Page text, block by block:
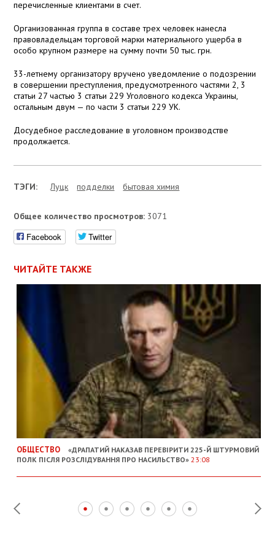
перечисленные клиентами в счет.
Организованная группа в составе трех человек нанесла
правовладельцам торговой марки материального ущерба в
особо крупном размере на сумму почти 50 тыс. грн.
33-летнему организатору вручено уведомление о подозрении
в совершении преступления, предусмотренного частями 2, 3
статьи 27 частью 3 статьи 229 Уголовного кодекса Украины,
остальным двум — по части 3 статьи 229 УК.
Досудебное расследование в уголовном производстве
продолжается.
ТЭГИ: Луцк подделки бытовая химия
Общее количество просмотров: 3071
Facebook Twitter
ЧИТАЙТЕ ТАКЖЕ
ОБЩЕСТВО
«ДРАПАТИЙ НАКАЗАВ ПЕРЕВІРИТИ 225-Й ШТУРМОВИЙ
ПОЛК ПІСЛЯ РОЗСЛІДУВАННЯ ПРО НАСИЛЬСТВО»23:08